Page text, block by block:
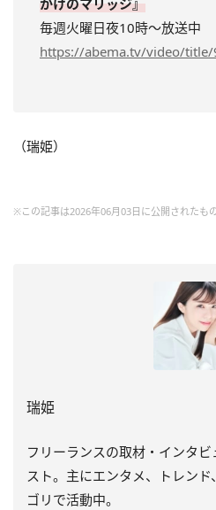
毎週火曜日夜10時～放送中
https://abema.tv/video/title/
（瑞姫）
※この記事は2026年06月03日に公開されたも
瑞姫
フリーランスの取材・インタ
スト。主にエンタメ、トレン
ゴリで活動中。